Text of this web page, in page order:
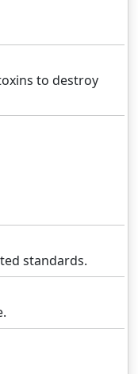
to destroy
standards.